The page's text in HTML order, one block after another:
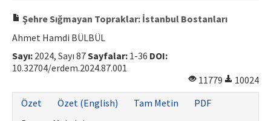
Şehre Sığmayan Topraklar: İstanbul Bostanları
Ahmet Hamdi BÜLBÜL
Sayı: 2024, Sayı 87Sayfalar: 1-36 DOI:
10.32704/erdem.2024.87.001
11779
10024
Özet
Özet (English) Tam Metin
PDF